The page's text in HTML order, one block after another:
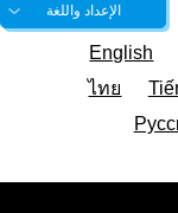
الإعداد واللغة
English
ไทย